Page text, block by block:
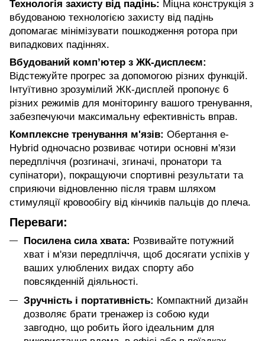
Технологія захисту від падінь: Міцна конструкція з
вбудованою технологією захисту від падінь
допомагає мінімізувати пошкодження ротора при
випадкових падіннях.
Вбудований комп’ютер з ЖК-дисплеєм:
Відстежуйте прогрес за допомогою різних функцій.
Інтуїтивно зрозумілий ЖК-дисплей пропонує 6
різних режимів для моніторингу вашого тренування,
забезпечуючи максимальну ефективність вправ.
Комплексне тренування м'язів: Обертання e-
Hybrid одночасно розвиває чотири основні м'язи
передпліччя (розгиначі, згиначі, пронатори та
супінатори), покращуючи спортивні результати та
сприяючи відновленню після травм шляхом
стимуляції кровообігу від кінчиків пальців до плеча.
Переваги:
Посилена сила хвата: Розвивайте потужний
хват і м'язи передпліччя, щоб досягати успіхів у
ваших улюблених видах спорту або
повсякденній діяльності.
Зручність і портативність: Компактний дизайн
дозволяє брати тренажер із собою куди
завгодно, що робить його ідеальним для